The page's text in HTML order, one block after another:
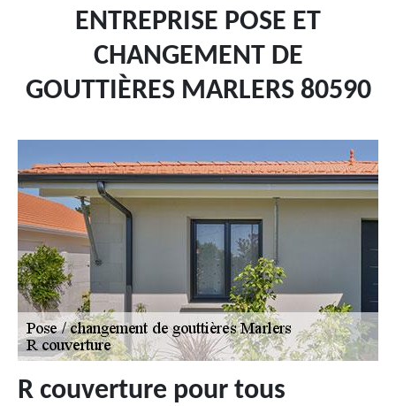
ENTREPRISE POSE ET
CHANGEMENT DE
GOUTTIÈRES MARLERS 80590
R couverture pour tous